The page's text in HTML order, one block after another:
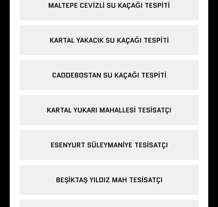
MALTEPE CEVIZLI SU KAÇAĞI TESPITI
KARTAL YAKACIK SU KAÇAĞI TESPITI
CADDEBOSTAN SU KAÇAĞI TESPITI
KARTAL YUKARI MAHALLESI TESISATÇI
ESENYURT SÜLEYMANIYE TESISATÇI
BEŞIKTAŞ YILDIZ MAH TESISATÇI